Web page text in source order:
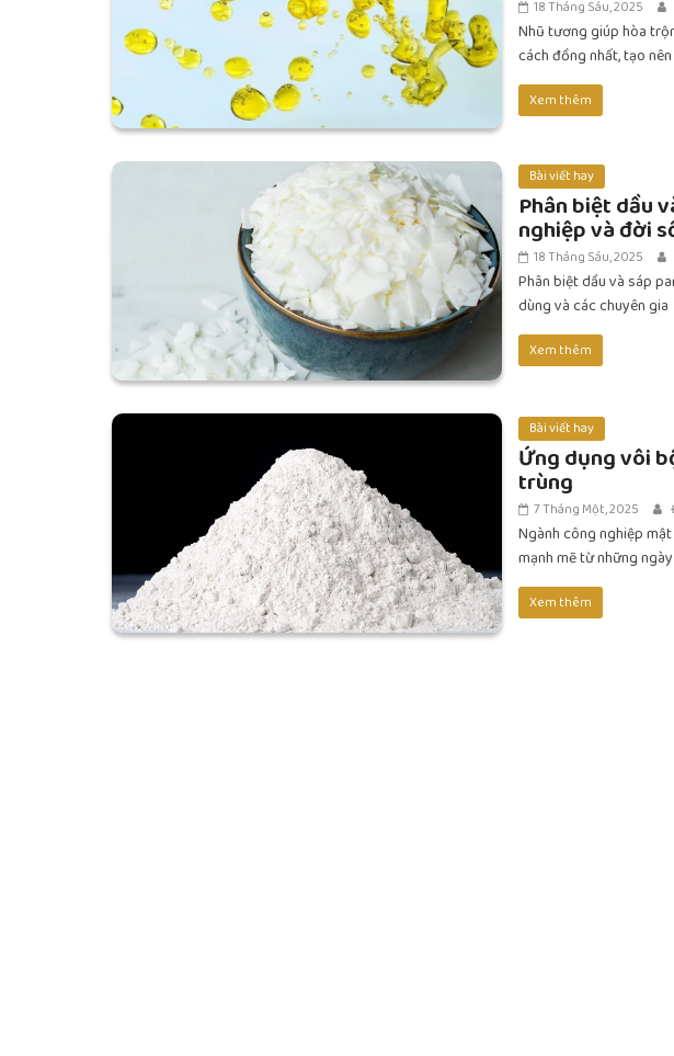
18 Tháng Sáu, 2025
Nhũ tương giúp hòa
cách đồng nhất, tạo
Xem thêm
Bài viết hay
Phân biệt dầu
nghiệp và đời
18 Tháng Sáu, 2025
Phân biệt dầu và sáp
dùng và các chuyên gia
Xem thêm
Bài viết hay
Ứng dụng vôi
trùng
7 Tháng Một, 2025
Ngành công nghiệp
mạnh mẽ từ những ngày
Xem thêm